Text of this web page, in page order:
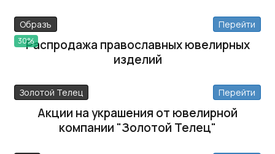
Образъ
30%
Перейти
Распродажа православных ювелирных
изделий
Золотой Телец Перейти
Акции на украшения от ювелирной
компании "Золотой Телец"